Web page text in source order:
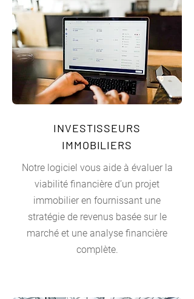
INVESTISSEURS
IMMOBILIERS
Notre logiciel vous aide à évaluer la
viabilité financière d’un projet
immobilier en fournissant une
stratégie de revenus basée sur le
marché et une analyse financière
complète.